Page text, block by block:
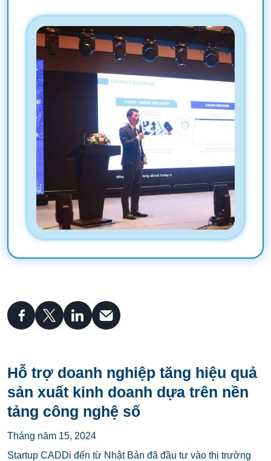
Hỗ trợ doanh nghiệp tăng hiệu quả
sản xuất kinh doanh dựa trên nền
tảng công nghệ số
Tháng năm 15, 2024
Startup CADDi đến từ Nhật Bản đã đầu tư vào thị trường